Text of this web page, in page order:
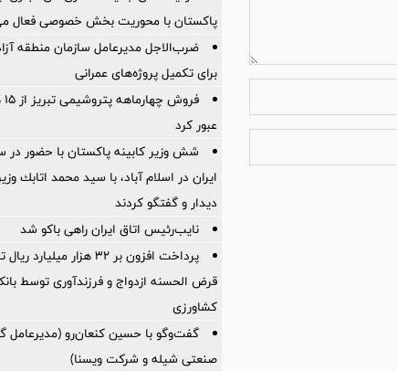
پاکستان با محوریت بخش خصوصی فعال
ضرب‌الاجل مدیرعامل سازمان منطقه
برای تكمیل پروژه‌های عمرانی
عبور کرد
شش وزیر کابینه پاکستان با حضور در
ایران در اسلام آباد، با سيد محمد اتابك
ديدار و گفتگو كردند
نایب‌رئیس اتاق ایران راهی باکو شد
پرداخت افزون بر 32 هزار
قرض الحسنه ازدواج و فرزندآوری توسط
کشاورزی
گفت‌وگو با حسین كنعان‌رو (مدیرعامل
صنعتی شیله و شركت ویسنا)